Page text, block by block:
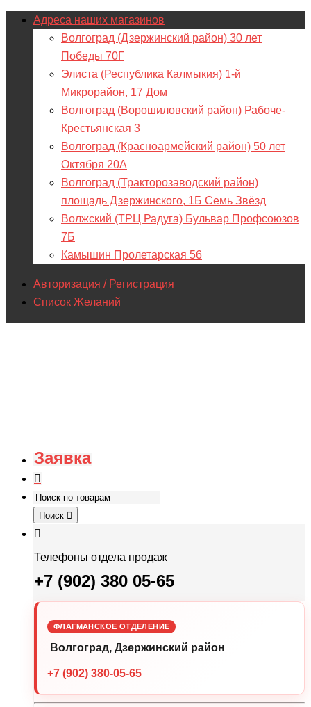
Адреса наших магазинов
Волгоград (Дзержинский район) 30 лет
Победы 70Г
Элиста (Республика Калмыкия) 1-й
Микрорайон, 17 Дом
Волгоград (Ворошиловский район) Рабоче-
Крестьянская 3
Волгоград (Красноармейский район) 50 лет
Октября 20А
Волгоград (Тракторозаводский район)
площадь Дзержинского, 1Б Семь Звёзд
Волжский (ТРЦ Радуга) Бульвар Профсоюзов
7Б
Камышин Пролетарская 56
Авторизация / Регистрация
Список Желаний
Заявка
Поиск
Телефоны отдела продаж
+7 (902) 380 05-65
ФЛАГМАНСКОЕ ОТДЕЛЕНИЕ
Волгоград, Дзержинский район
+7 (902) 380-05-65